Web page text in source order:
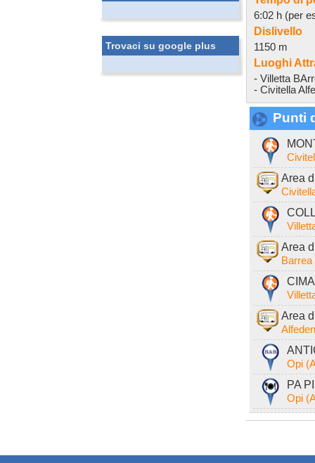
Trovaci su google plus
6:02 h (per
Dislivello
1150 m
Luoghi
- Villetta
- Civitella
Punti
Area
Area
Area
Opi
PA
Opi